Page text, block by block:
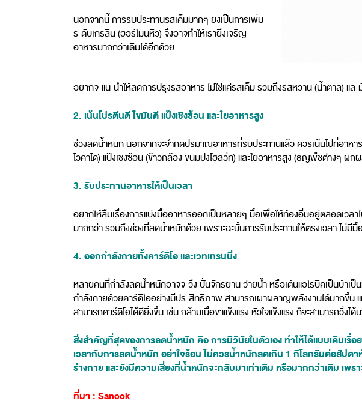
นอกจากนี้ การรับประทานรสเค็มมากๆ ยังเป็นการเพิ่ม
ระดับเกรลิน (ฮอร์โมนหิว) จึงอาจทำให้เรายิ่งเจริญ
อาหารมากกว่าเดิมได้อีกด้วย
อยากจะแนะนำให้ลดการปรุงรสอาหาร ไม่ใช่แค่รสเค็ม รวมถึงรสหวาน (น้ำตาล) แล
2. เน้นโปรตีนดี ไขมันดี แป้งเชิงซ้อน และใยอาหารสูง
ช่วงลดน้ำหนัก นอกจากจะจำกัดปริมาณอาหารที่รับประทานแล้ว ควรเน้นไปที่อาหา
โวคาโด) แป้งเชิงซ้อน (ข้าวกล้อง ขนมปังโฮลวีท) และใยอาหารสูง (ธัญพืชต่างๆ
3. รับประทานอาหารให้เป็นเวลา
อยากให้ลืมเรื่องการแบ่งมื้ออาหารออกเป็นหลายๆ มื้อเพื่อให้ท้องอิ่มอยู่ตลอดเวล
มากกว่า รวมถึงช่วงที่ลดน้ำหนักด้วย เพราะฉะนั้นการรับประทานให้ตรงเวลา ไม่
4. ออกกำลังกายทั้งคาร์ดิโอ และเวทเทรนนิ่ง
หลายคนที่กำลังลดน้ำหนักอาจจะวิ่ง ปั่นจักรยาน ว่ายน้ำ หรือเต้นแอโรบิคเป็นบ้า
กำลังกายด้วยคาร์ดิโออย่างมีประสิทธิภาพ สามารถเผาผลาญพลังงานได้มากขึ้น แ
สามารถคาร์ดิโอได้ดียิ่งขึ้น เช่น กล้ามเนื้อขาแข็งแรง หัวใจแข็งแรง ก็จะสามารถวิ่ง
สิ่งสำคัญที่สุดของการลดน้ำหนัก คือ การมีวินัยในตัวเอง ทำให้ได้แบบเดิมเรื่
เวลากับการลดน้ำหนัก อย่าใจร้อน ไม่ควรน้ำหนักลดเกิน 1 กิโลกรัมต่อสัปดา
ร่างกาย และยังมีความเสี่ยงที่น้ำหนักจะกลับมาเท่าเดิม หรือมากกว่าเดิม เพ
ที่มา : Sanook